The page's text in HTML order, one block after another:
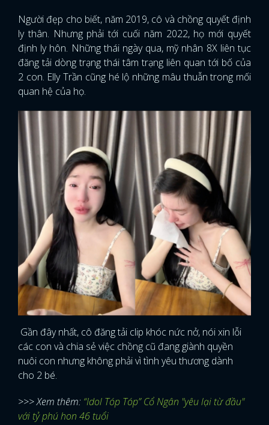
Người đẹp cho biết, năm 2019, cô và chồng quyết định
ly thân. Nhưng phải tới cuối năm 2022, họ mới quyết
định ly hôn. Những thái ngày qua, mỹ nhân 8X liên tục
đăng tải dòng trạng thái tâm trạng liên quan tới bố của
2 con. Elly Trần cũng hé lộ những mâu thuẫn trong mối
quan hệ của họ.
Gần đây nhất, cô đăng tải clip khóc nức nở, nói xin lỗi
các con và chia sẻ việc chồng cũ đang giành quyền
nuôi con nhưng không phải vì tình yêu thương dành
cho 2 bé.
>>> Xem thêm: “Idol Tóp Tóp” Cổ Ngân "yêu lại từ đầu"
với tỷ phú hon 46 tuổi